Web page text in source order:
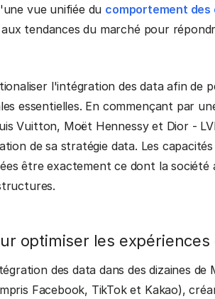
vue unifiée du comportement des
tendances du marché pour
l'intégration des data afin de
essentielles. En commençant par
Vuitton, Moët Hennessy et Dior -
de sa stratégie data. Les capacités
être exactement ce dont la société
optimiser les expériences
des data dans des dizaines de
Facebook, TikTok et Kakao),